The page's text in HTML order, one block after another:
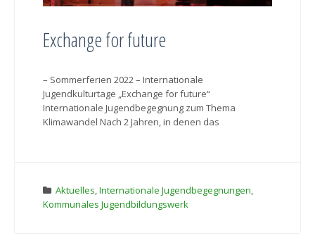
Exchange for future
– Sommerferien 2022 – Internationale
Jugendkulturtage „Exchange for future“
Internationale Jugendbegegnung zum Thema
Klimawandel Nach 2 Jahren, in denen das
Aktuelles,Internationale Jugendbegegnungen,
Kommunales Jugendbildungswerk